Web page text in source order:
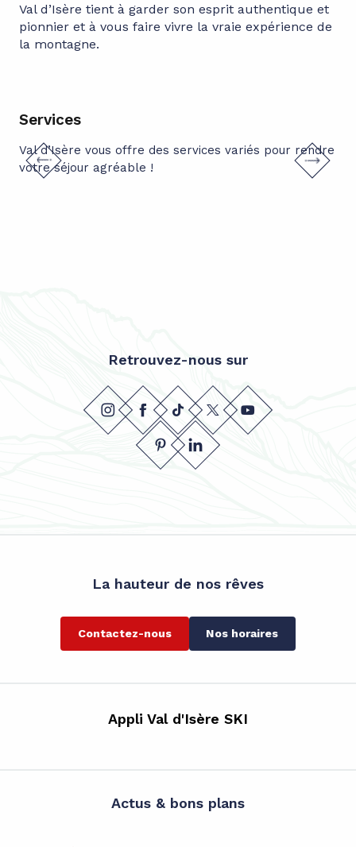
Val d’Isère tient à garder son esprit authentique et
pionnier et à vous faire vivre la vraie expérience de
la montagne.
Services
Val d’Isère vous offre des services variés pour rendre
Retrouvez-nous sur
La hauteur de nos rêves
Contactez-nous Nos horaires
Appli Val d'Isère SKI
Actus & bons plans